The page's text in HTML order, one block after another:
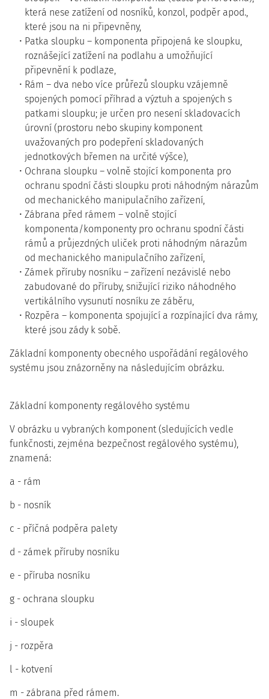
která nese zatížení od nosníků, konzol, podpěr apod.,
které jsou na ni připevněny,
Patka sloupku – komponenta připojená ke sloupku,
roznášející zatížení na podlahu a umožňující
připevnění k podlaze,
Rám – dva nebo více průřezů sloupku vzájemně
spojených pomocí příhrad a výztuh a spojených s
patkami sloupku; je určen pro nesení skladovacích
úrovní (prostoru nebo skupiny komponent
uvažovaných pro podepření skladovaných
jednotkových břemen na určité výšce),
Ochrana sloupku – volně stojící komponenta pro
ochranu spodní části sloupku proti náhodným nárazům
od mechanického manipulačního zařízení,
Zábrana před rámem – volně stojící
komponenta/komponenty pro ochranu spodní části
rámů a průjezdných uliček proti náhodným nárazům
od mechanického manipulačního zařízení,
Zámek příruby nosníku – zařízení nezávislé nebo
zabudované do příruby, snižující riziko náhodného
vertikálního vysunutí nosníku ze záběru,
Rozpěra – komponenta spojující a rozpínající dva rámy,
které jsou zády k sobě.
Základní komponenty obecného uspořádání regálového
systému jsou znázorněny na následujícím obrázku.
Základní komponenty regálového systému
V obrázku u vybraných komponent (sledujících vedle
funkčnosti, zejména bezpečnost regálového systému),
znamená:
a - rám
b - nosník
c - příčná podpěra palety
d - zámek příruby nosníku
e - příruba nosníku
g - ochrana sloupku
i - sloupek
j - rozpěra
l - kotvení
m - zábrana před rámem.